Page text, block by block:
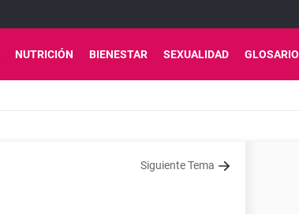
NUTRICIÓN BIENESTAR SEXUALIDAD GLOSARIO
Siguiente Tema